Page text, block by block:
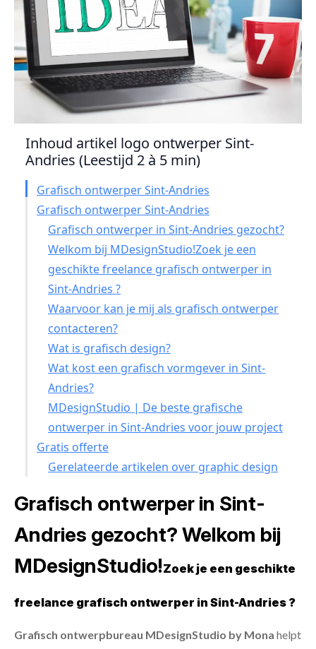
Inhoud artikel logo ontwerper Sint-
Andries (Leestijd 2 à 5 min)
Grafisch ontwerper Sint-Andries
Grafisch ontwerper Sint-Andries
Grafisch ontwerper in Sint-Andries gezocht?
Welkom bij MDesignStudio!Zoek je een
geschikte freelance grafisch ontwerper in
Sint-Andries ?
Waarvoor kan je mij als grafisch ontwerper
contacteren?
Wat is grafisch design?
Wat kost een grafisch vormgever in Sint-
Andries?
MDesignStudio | De beste grafische
ontwerper in Sint-Andries voor jouw project
Gratis offerte
Gerelateerde artikelen over graphic design
Grafisch ontwerper in Sint-
Andries gezocht? Welkom bij
MDesignStudio!Zoek je een geschikte
freelance grafisch ontwerper in Sint-Andries ?
Grafisch ontwerpbureau MDesignStudio by Mona helpt